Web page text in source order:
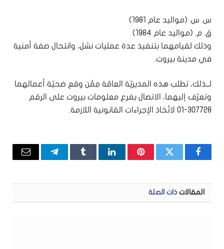
س. س. (مواليد عام 1981)
ق. م. (مواليد عام 1984)
وذلك لقيامهما بتنفيذ عدة عمليات نشل، وانتحال صفة أمنية
في مدينة بيروت.
لــذلك، تطلب هذه المديريّة العامّة مِمَّن وقع ضحيّة أعمالهما
وتعرّف إليهما، الاتصال بفرع معلومات بيروت على الرقم
307728-01 لاتّخاذ الإجراءات القانونية اللازمة.
فيسبوكتويتر بينتيريستلينكدإنTumblrتيلقرامالبريد
المقالات ذات الصلة